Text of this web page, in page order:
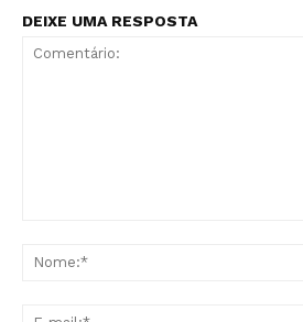
DEIXE UMA RESPOSTA